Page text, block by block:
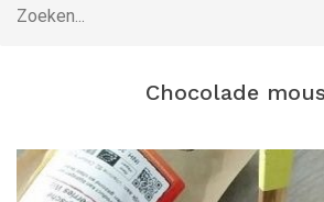
Chocolade